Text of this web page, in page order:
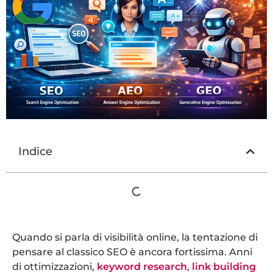
Indice
Quando si parla di visibilità online, la tentazione di
pensare al classico SEO è ancora fortissima. Anni
di ottimizzazioni, keyword research, link building